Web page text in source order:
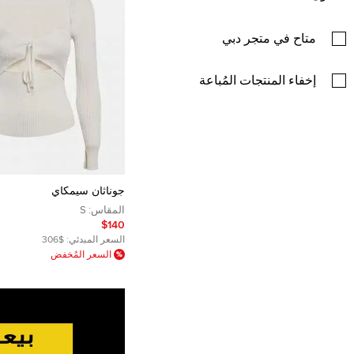
متاح في متجر دبي
إخفاء المنتجات المُباعة
جوناثان سيمكاي
المقاس: S
$140
السعر المبدئي: $306
السعر المُخفض